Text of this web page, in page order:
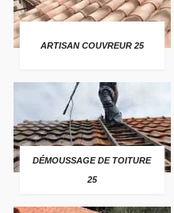
ARTISAN COUVREUR 25
DÉMOUSSAGE DE TOITURE
25